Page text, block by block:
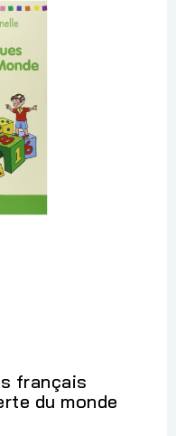
français
du monde